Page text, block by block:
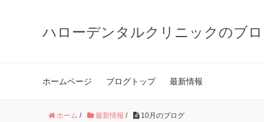
ハローデンタルクリニックのブ
ホームページ ブログトップ 最新情報
ホーム / 最新情報 / 10月のブログ